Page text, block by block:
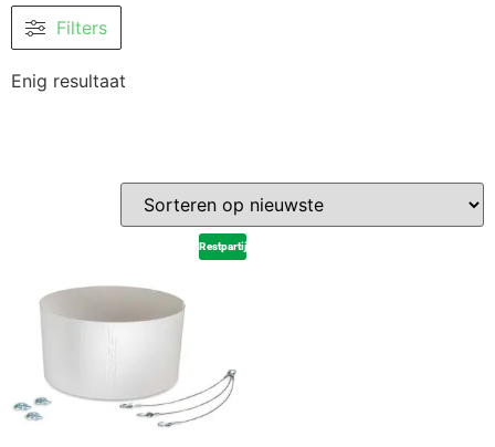
Filters
Enig resultaat
Restpartij